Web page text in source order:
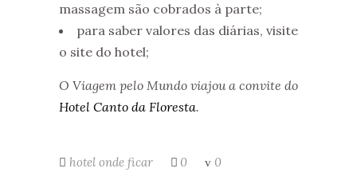
massagem são cobrados à parte;
para saber valores das diárias, visite
o site do hotel;
O Viagem pelo Mundo viajou a convite do
Hotel Canto da Floresta.
hotel onde ficar 0 0